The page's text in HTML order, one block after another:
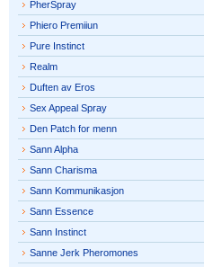
PherSpray
Phiero Premiiun
Pure Instinct
Realm
Duften av Eros
Sex Appeal Spray
Den Patch for menn
Sann Alpha
Sann Charisma
Sann Kommunikasjon
Sann Essence
Sann Instinct
Sanne Jerk Pheromones